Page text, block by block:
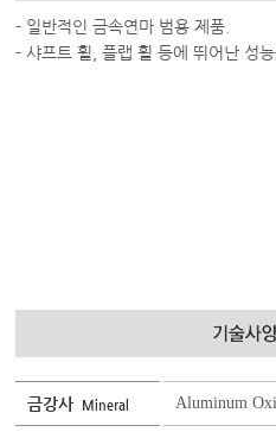
- 일반적인 금속연마 범용 제품.
- 샤프트 휠, 플랩 휠 등에 뛰어난 성능
금강사 Mineral Aluminum